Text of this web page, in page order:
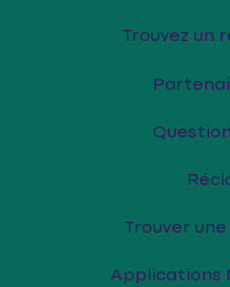
Trouvez un
Trouver
Applications